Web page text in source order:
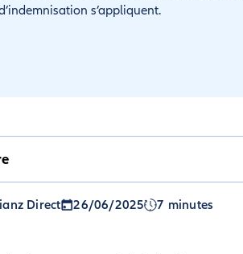
s’appliquent.
Direct 26/06/2025 7 minutes